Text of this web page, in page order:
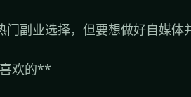
门副业选择，但要想做好自媒
欢的**